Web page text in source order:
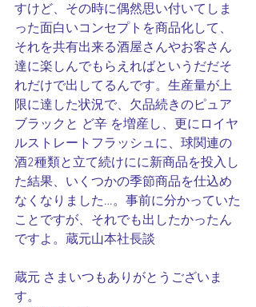
すけど、その時に偶然思い付いてしま
った面白いコンセプトを商品化して、
それを共有出来る酒屋さんやお客さん
達に楽しんでもらえればというだだそ
れだけで出してるんです。生産量が上
限に達した状況で、欠品続きのピュア
ブラックと ど辛 を増産し、更にロイヤ
ルストレートフラッシュに、球関連の
酒2種類と立て続けにに新商品を投入し
た結果、いくつかの季節商品を仕込め
なくなりました…。事前に分かっていた
ことですが、それでも出したかったん
ですよ。蔵元山本社長談
蔵元 さまいつもありがとうございま
す。